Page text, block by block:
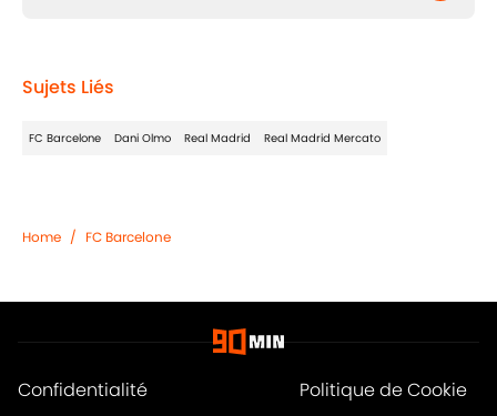
Sujets Liés
FC Barcelone Dani Olmo Real Madrid Real Madrid Mercato
Home / FC Barcelone
Confidentialité
Politique de Cookie